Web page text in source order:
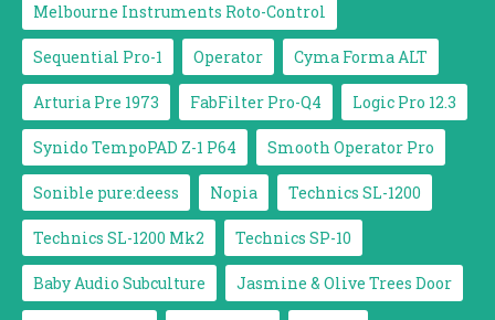
Melbourne Instruments Roto-Control
Sequential Pro-1 Operator Cyma Forma ALT
Arturia Pre 1973 FabFilter Pro-Q4 Logic Pro 12.3
Synido TempoPAD Z-1 P64 Smooth Operator Pro
Sonible pure:deess Nopia Technics SL-1200
Technics SL-1200 Mk2 Technics SP-10
Baby Audio Subculture Jasmine & Olive Trees Door